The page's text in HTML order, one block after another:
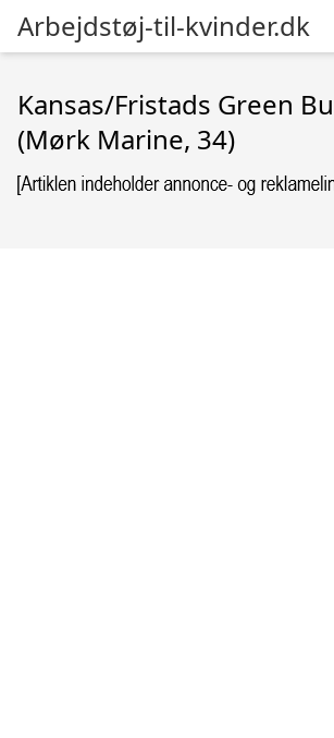
Arbejdstøj-til-kvinder.dk
Kansas/Fristads Green
(Mørk Marine, 34)